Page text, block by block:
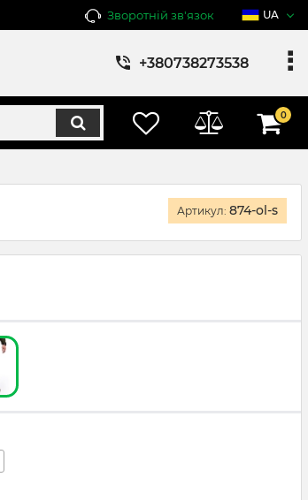
Зворотній зв'язок UA
+380738273538
0
Артикул: 874-ol-s